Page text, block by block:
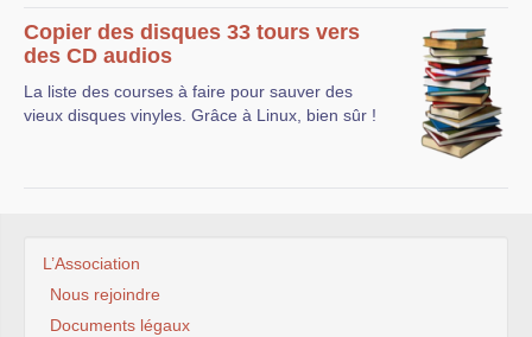
Copier des disques 33 tours vers
des CD audios
La liste des courses à faire pour sauver des
vieux disques vinyles. Grâce à Linux, bien sûr !
L’Association
Nous rejoindre
Documents légaux